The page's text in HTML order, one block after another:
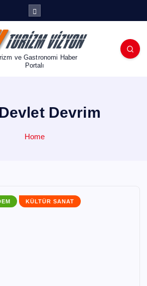
ve Gastronomi Haber
Portalı
Devrim
Home
KÜLTÜR SANAT